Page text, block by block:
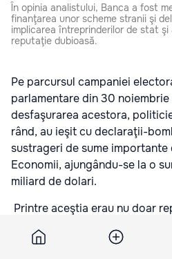
În opinia analistului, Banca a fost
finanţarea unor scheme stranii şi
implicarea întreprinderilor de stat
reputaţie dubioasă.
Pe parcursul campaniei
parlamentare din 30 noiembrie
desfaşurarea acestora,
rând, au ieşit cu declaraţii-
sustrageri de sume importante
Economii, ajungându-se la o
miliard de dolari.
Printre aceştia erau nu doar
Primii, care au pornit valul